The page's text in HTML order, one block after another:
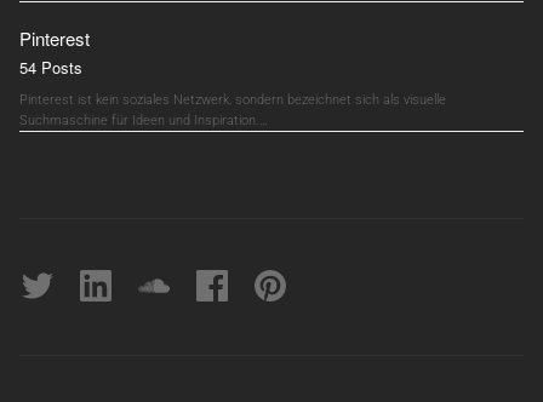
Pinterest
54 Posts
Pinterest ist kein soziales Netzwerk, sondern bezeichnet sich als visuelle
Suchmaschine für Ideen und Inspiration.…
Twitter linkedin soundcloudFacebookpinterest